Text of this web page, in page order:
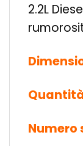
2.2L